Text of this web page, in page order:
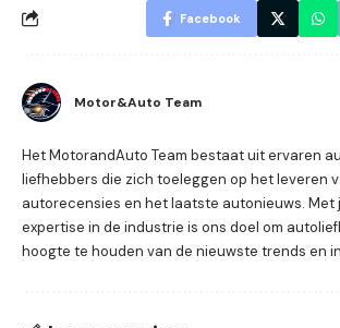
Facebook
Motor&Auto Team
Het MotorandAuto Team bestaat uit ervaren
liefhebbers die zich toeleggen op het leveren
autorecensies en het laatste autonieuws. Met
expertise in de industrie is ons doel om
hoogte te houden van de nieuwste trends en